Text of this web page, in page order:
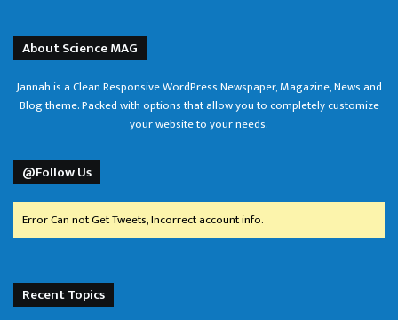
About Science MAG
Jannah is a Clean Responsive WordPress Newspaper, Magazine, News and
Blog theme. Packed with options that allow you to completely customize
your website to your needs.
@Follow Us
Error Can not Get Tweets, Incorrect account info.
Recent Topics